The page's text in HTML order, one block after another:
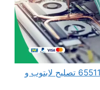
مهندس كمبيوتر الضباعية 65511033 تصليح لابتوب و